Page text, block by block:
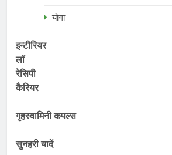
योगा
इन्टीरियर
लॉ
रेसिपी
कैरियर
गृहस्वामिनी कपल्स
सुनहरी यादें